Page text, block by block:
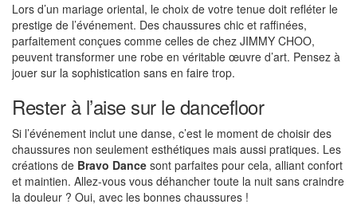
Lors d’un mariage oriental, le choix de votre tenue doit refléter le
prestige de l’événement. Des chaussures chic et raffinées,
parfaitement conçues comme celles de chez JIMMY CHOO,
peuvent transformer une robe en véritable œuvre d’art. Pensez à
jouer sur la sophistication sans en faire trop.
Rester à l’aise sur le dancefloor
Si l’événement inclut une danse, c’est le moment de choisir des
chaussures non seulement esthétiques mais aussi pratiques. Les
créations de Bravo Dance sont parfaites pour cela, alliant confort
et maintien. Allez-vous vous déhancher toute la nuit sans craindre
la douleur ? Oui, avec les bonnes chaussures !